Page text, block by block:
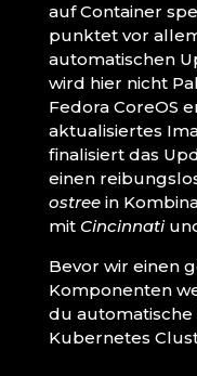
auf Container
punktet vor
automatischen
wird hier nicht
Fedora CoreOS
aktualisiertes
finalisiert das
einen
ostreein
mit Cincinnati
Bevor wir einen
Komponenten
du automatische
Kubernetes